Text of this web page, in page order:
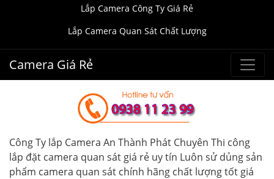
Lắp Camera Công Ty Giá Rẻ
Lắp Camera Quan Sát Chất Lượng
Camera Giá Rẻ
Công Ty lắp Camera An Thành Phát Chuyên Thi công
lắp đặt camera quan sát giá rẻ uy tín Luôn sử dủng sản
phẩm camera quan sát chính hãng chất lượng tốt giá